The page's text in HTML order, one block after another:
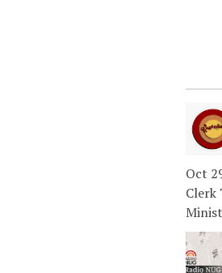
Oct
Clerk